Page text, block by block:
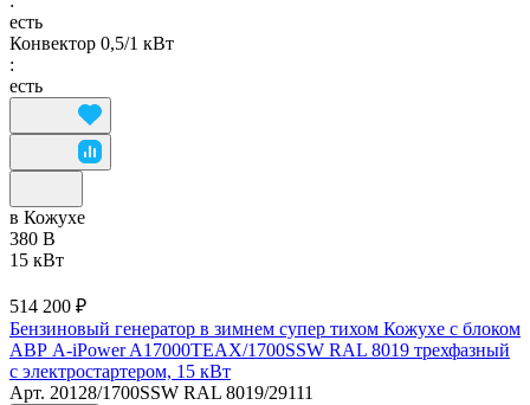
есть
Конвектор 0,5/1 кВт
:
есть
в Кожухе
380 В
15 кВт
514 200 ₽
Бензиновый генератор в зимнем супер тихом Кожухе с блоком
АВР A-iPower A17000TEAX/1700SSW RAL 8019 трехфазный
с электростартером, 15 кВт
Арт. 20128/1700SSW RAL 8019/29111